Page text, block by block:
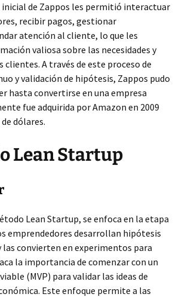
de Zappos les permitió interactuar
recibir pagos, gestionar
atención al cliente, lo que les
valiosa sobre las necesidades y
clientes. A través de este proceso de
y validación de hipótesis, Zappos pudo
hasta convertirse en una empresa
fue adquirida por Amazon en 2009
dólares.
Lean Startup
Lean Startup, se enfoca en la etapa
emprendedores desarrollan hipótesis
las convierten en experimentos para
la importancia de comenzar con un
(MVP) para validar las ideas de
Este enfoque permite a las